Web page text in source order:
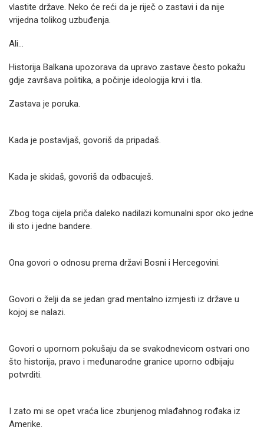
vlastite države. Neko će reći da je riječ o zastavi i da nije
vrijedna tolikog uzbuđenja.
Ali...
Historija Balkana upozorava da upravo zastave često pokažu
gdje završava politika, a počinje ideologija krvi i tla.
Zastava je poruka.
Kada je postavljaš, govoriš da pripadaš.
Kada je skidaš, govoriš da odbacuješ.
Zbog toga cijela priča daleko nadilazi komunalni spor oko jedne
ili sto i jedne bandere.
Ona govori o odnosu prema državi Bosni i Hercegovini.
Govori o želji da se jedan grad mentalno izmjesti iz države u
kojoj se nalazi.
Govori o upornom pokušaju da se svakodnevicom ostvari ono
što historija, pravo i međunarodne granice uporno odbijaju
potvrditi.
I zato mi se opet vraća lice zbunjenog mlađahnog rođaka iz
Amerike.